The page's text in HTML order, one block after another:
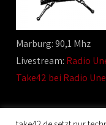
Marburg: 90,1 Mhz
Livestream: Radio
Take42 bei Radio